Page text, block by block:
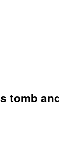
tomb